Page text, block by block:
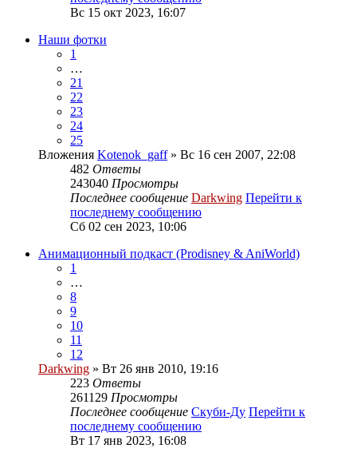
Вс 15 окт 2023, 16:07
Наши фотки
1
…
21
22
23
24
25
Вложения Kotenok_gaff» Вс 16 сен 2007, 22:08
482 Ответы
243040 Просмотры
Последнее сообщение Darkwing Перейти к
последнему сообщению
Сб 02 сен 2023, 10:06
Анимационный подкаст (Prodisney & AniWorld)
1
…
8
9
10
11
12
Darkwing » Вт 26 янв 2010, 19:16
223 Ответы
261129 Просмотры
Последнее сообщение Скуби-Ду Перейти к
последнему сообщению
Вт 17 янв 2023, 16:08